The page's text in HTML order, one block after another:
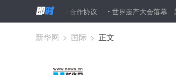
跨境电子商务合作协议 世界遗产大会落幕 新增29
新华网 > 国际 > 正文